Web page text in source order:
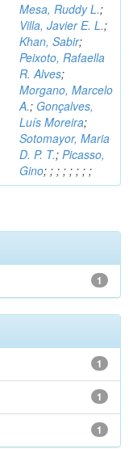
Mesa, Ruddy L.;
Villa, Javier E. L.;
Khan, Sabir;
Peixoto, Rafaella
R. Alves;
Morgano, Marcelo
A.; Gonçalves,
Luís Moreira;
Sotomayor, Maria
D. P. T.; Picasso,
Gino; ; ; ; ; ; ; ;
1
1
1
1